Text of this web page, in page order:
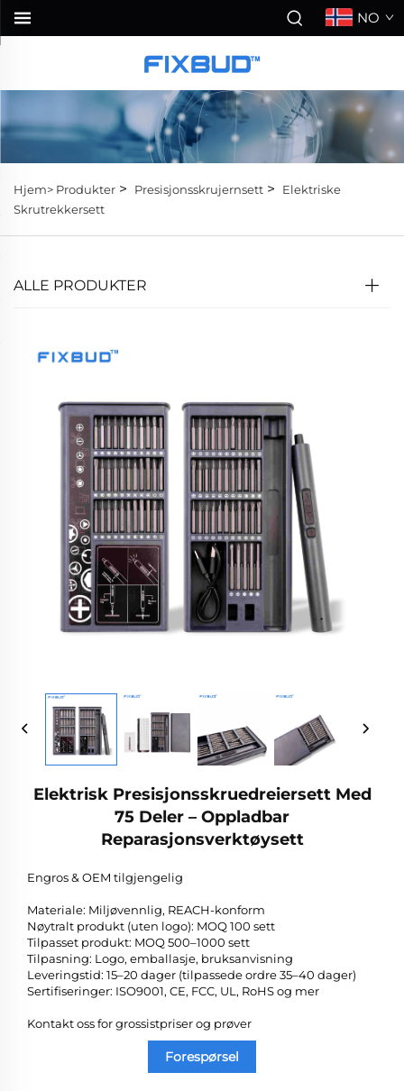
NO
Hjem> Produkter > Presisjonsskrujernsett >
Elektriske
Skrutrekkersett
ALLE PRODUKTER
Elektrisk Presisjonsskruedreiersett Med
75 Deler – Oppladbar
Reparasjonsverktøysett
Engros & OEM tilgjengelig
Materiale: Miljøvennlig, REACH-konform
Nøytralt produkt (uten logo): MOQ 100 sett
Tilpasset produkt: MOQ 500–1000 sett
Tilpasning: Logo, emballasje, bruksanvisning
Leveringstid: 15–20 dager (tilpassede ordre 35–40 dager)
Sertifiseringer: ISO9001, CE, FCC, UL, RoHS og mer
Kontakt oss for grossistpriser og prøver
Forespørsel